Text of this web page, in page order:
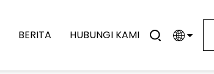
BERITA HUBUNGI KAMI